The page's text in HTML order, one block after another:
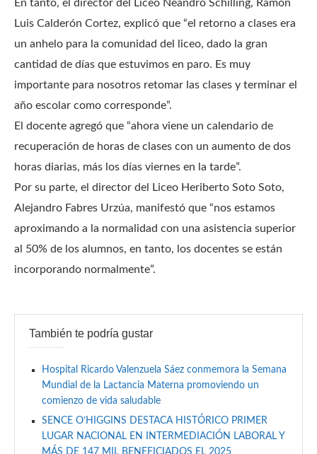
En tanto, el director del Liceo Neandro Schilling, Ramón
Luis Calderón Cortez, explicó que “el retorno a clases era
un anhelo para la comunidad del liceo, dado la gran
cantidad de días que estuvimos en paro. Es muy
importante para nosotros retomar las clases y terminar el
año escolar como corresponde”.
El docente agregó que “ahora viene un calendario de
recuperación de horas de clases con un aumento de dos
horas diarias, más los días viernes en la tarde”.
Por su parte, el director del Liceo Heriberto Soto Soto,
Alejandro Fabres Urzúa, manifestó que “nos estamos
aproximando a la normalidad con una asistencia superior
al 50% de los alumnos, en tanto, los docentes se están
incorporando normalmente”.
También te podría gustar
Hospital Ricardo Valenzuela Sáez conmemora la Semana
Mundial de la Lactancia Materna promoviendo un
comienzo de vida saludable
SENCE O’HIGGINS DESTACA HISTÓRICO PRIMER
LUGAR NACIONAL EN INTERMEDIACIÓN LABORAL Y
MÁS DE 147 MIL BENEFICIADOS EL 2025